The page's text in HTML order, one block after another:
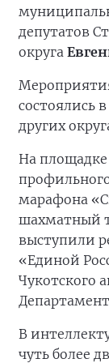
депутатов
округа
состоялись
других
На площадке
марафона
шахматный
выступили
«Единой
Чукотского
В
чуть более